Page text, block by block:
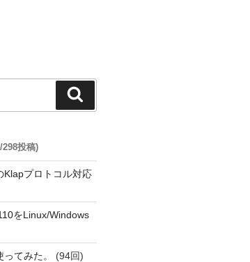
索
298投稿)
Klapプロトコル対応
をLinux/Windows
てみた。 (94回)